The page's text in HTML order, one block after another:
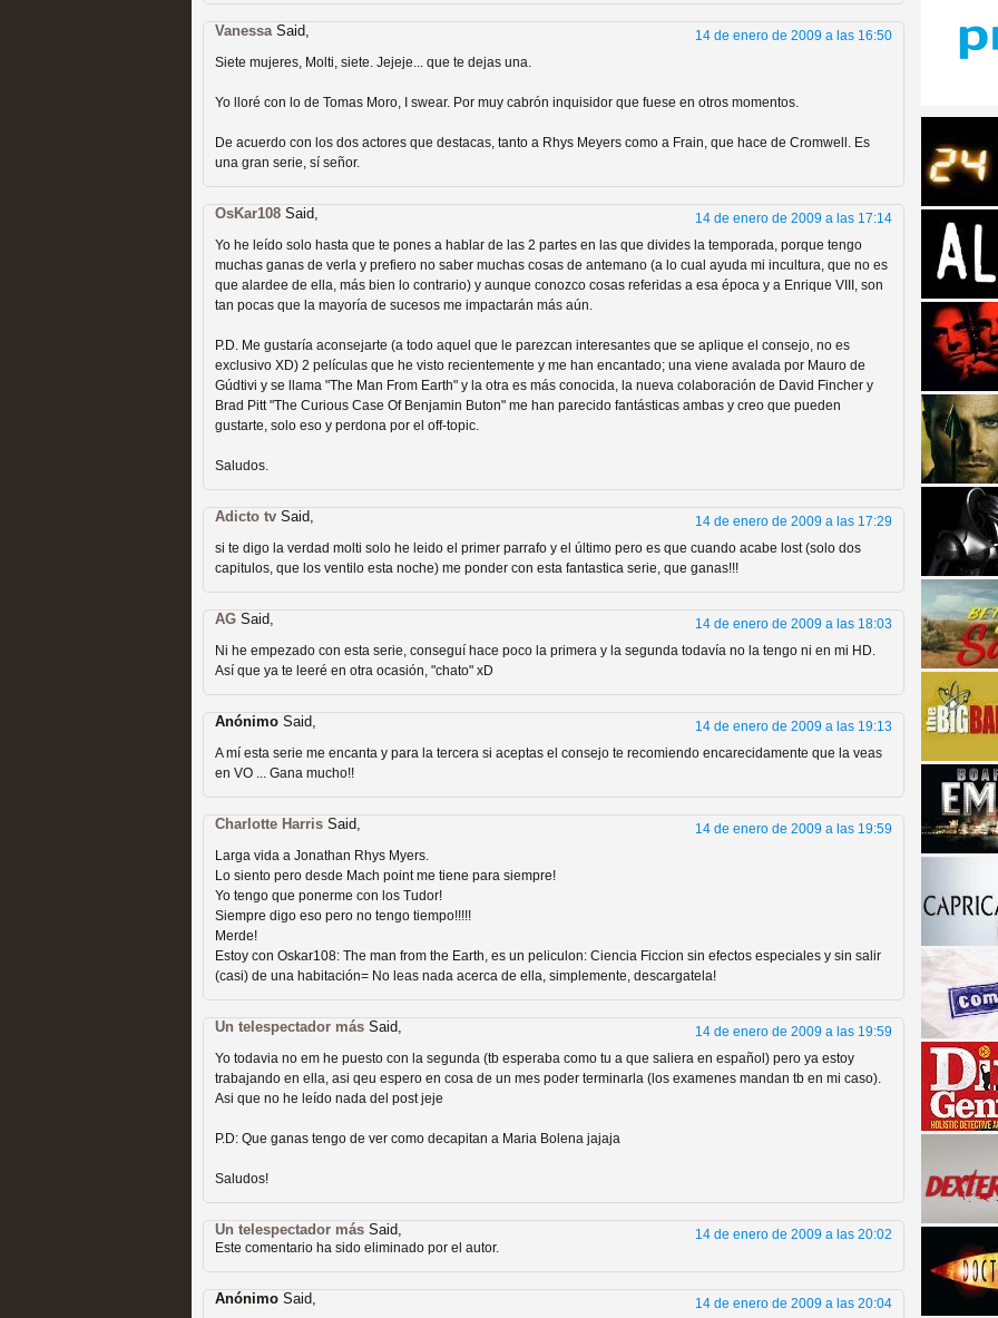
Recomendación de la semana
Galería con los Mejores Personajes de Series de
Televisión
MOLTISANTI
Recomendación de la semana
Las productoras de las estrellas de cine y
televisión
Recomendación de la semana
Las series de 10 temporadas están en peligro de
extinción
MOLTISANTI
Recomendación de la semana
Expediente X: Guía para descubrir la "verdad"
MOLTISANTI
Recomendación de la semana
Vanessa Said,
14 de enero de 2009 a las 16:50
Siete mujeres, Molti, siete. Jejeje... que te dejas una.
Yo lloré con lo de Tomas Moro, I swear. Por muy cabrón inquisidor que fuese en otros momentos.
De acuerdo con los dos actores que destacas, tanto a Rhys Meyers como a Frain, que hace de Cromwell. Es
una gran serie, sí señor.
OsKar108 Said,
14 de enero de 2009 a las 17:14
Yo he leído solo hasta que te pones a hablar de las 2 partes en las que divides la temporada, porque tengo
muchas ganas de verla y prefiero no saber muchas cosas de antemano (a lo cual ayuda mi incultura, que no es
que alardee de ella, más bien lo contrario) y aunque conozco cosas referidas a esa época y a Enrique VIII, son
tan pocas que la mayoría de sucesos me impactarán más aún.
P.D. Me gustaría aconsejarte (a todo aquel que le parezcan interesantes que se aplique el consejo, no es
exclusivo XD) 2 películas que he visto recientemente y me han encantado; una viene avalada por Mauro de
Gúdtivi y se llama "The Man From Earth" y la otra es más conocida, la nueva colaboración de David Fincher y
Brad Pitt "The Curious Case Of Benjamin Buton" me han parecido fantásticas ambas y creo que pueden
gustarte, solo eso y perdona por el off-topic.
Saludos.
Adicto tv Said,
14 de enero de 2009 a las 17:29
si te digo la verdad molti solo he leido el primer parrafo y el último pero es que cuando acabe lost (solo dos
capitulos, que los ventilo esta noche) me ponder con esta fantastica serie, que ganas!!!
AG Said,
14 de enero de 2009 a las 18:03
Ni he empezado con esta serie, conseguí hace poco la primera y la segunda todavía no la tengo ni en mi HD.
Así que ya te leeré en otra ocasión, "chato" xD
Anónimo Said,
14 de enero de 2009 a las 19:13
A mí esta serie me encanta y para la tercera si aceptas el consejo te recomiendo encarecidamente que la veas
en VO ... Gana mucho!!
Charlotte Harris Said,
14 de enero de 2009 a las 19:59
Larga vida a Jonathan Rhys Myers.
Lo siento pero desde Mach point me tiene para siempre!
Yo tengo que ponerme con los Tudor!
Siempre digo eso pero no tengo tiempo!!!!!
Merde!
Estoy con Oskar108: The man from the Earth, es un peliculon: Ciencia Ficcion sin efectos especiales y sin salir
(casi) de una habitación= No leas nada acerca de ella, simplemente, descargatela!
Un telespectador más Said,
14 de enero de 2009 a las 19:59
Yo todavia no em he puesto con la segunda (tb esperaba como tu a que saliera en español) pero ya estoy
trabajando en ella, asi qeu espero en cosa de un mes poder terminarla (los examenes mandan tb en mi caso).
Asi que no he leído nada del post jeje
P.D: Que ganas tengo de ver como decapitan a Maria Bolena jajaja
Saludos!
Un telespectador más Said,
14 de enero de 2009 a las 20:02
Este comentario ha sido eliminado por el autor.
Anónimo Said, 14 de enero de 2009 a las 20:04